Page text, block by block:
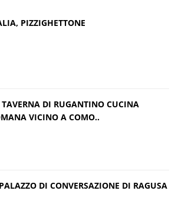
PIZZIGHETTONE
DI RUGANTINO CUCINA
VICINO A COMO..
DI CONVERSAZIONE DI RAGUSA